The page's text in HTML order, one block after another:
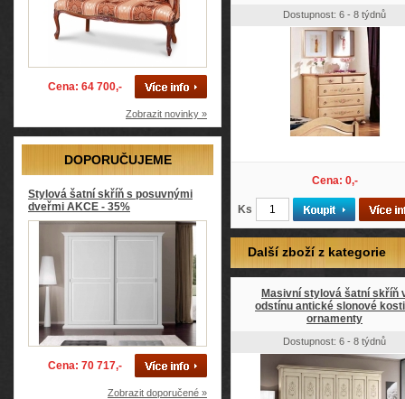
Cena: 64 700,-
Zobrazit novinky »
DOPORUČUJEME
Stylová šatní skříň s posuvnými
dveřmi AKCE - 35%
Cena: 70 717,-
Zobrazit doporučené »
Dostupnost: 6 - 8 týdnů
Cena: 0,-
Ks
Další zboží z kategorie
Masivní stylová šatní skříň
odstínu antické slonové
ornamenty
Dostupnost: 6 - 8 týdnů